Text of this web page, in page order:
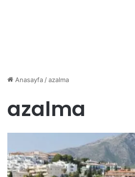
Anasayfa/azalma
azalma